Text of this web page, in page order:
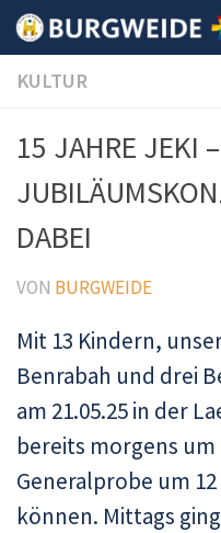
Unter dem Inhalt
KULTUR
15 JAHRE JEKI
DABEI
VON BURGWEIDE
Mit 13 Kindern,
Benrabah und drei
am 21.05.25 in der
bereits morgens um
Generalprobe um
können. Mittags